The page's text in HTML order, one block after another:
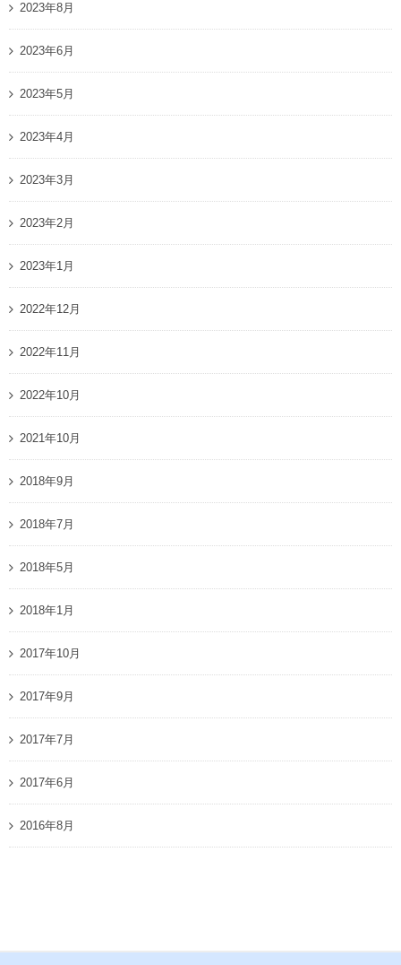
2023年8月
2023年6月
2023年5月
2023年4月
2023年3月
2023年2月
2023年1月
2022年12月
2022年11月
2022年10月
2021年10月
2018年9月
2018年7月
2018年5月
2018年1月
2017年10月
2017年9月
2017年7月
2017年6月
2016年8月